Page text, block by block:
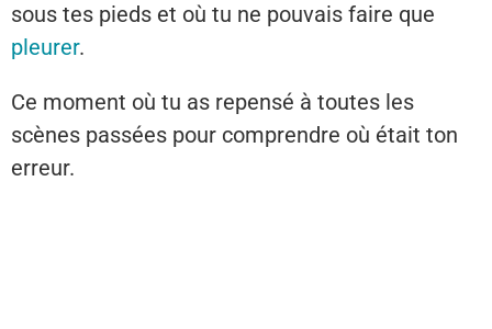
sous tes pieds et où tu ne pouvais faire que
pleurer.
Ce moment où tu as repensé à toutes les
scènes passées pour comprendre où était ton
erreur.